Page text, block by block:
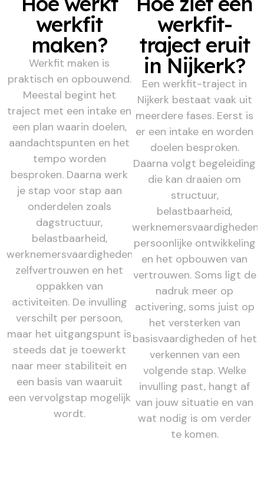
werkfit
maken?
Werkfit maken is
praktisch en opbouwend.
Meestal begint het
traject met een intake en
een plan waarin doelen,
aandachtspunten en het
tempo worden
besproken. Daarna werk
je stap voor stap aan
onderdelen zoals
dagstructuur,
belastbaarheid,
werknemersvaardigheden,
zelfvertrouwen en het
oppakken van
activiteiten. De invulling
verschilt per persoon,
maar het uitgangspunt is
steeds dat je toewerkt
naar meer stabiliteit en
een basis van waaruit
een vervolgstap mogelijk
wordt.
werkfit-
traject eruit
in Nijkerk?
Een werkfit-traject in
Nijkerk bestaat vaak uit
meerdere fases. Eerst is
er een intake en worden
doelen besproken.
Daarna volgt begeleiding
die kan draaien om
structuur,
belastbaarheid,
werknemersvaardigheden,
persoonlijke ontwikkeling
en het opbouwen van
vertrouwen. Soms ligt de
nadruk meer op
activering, soms juist op
het versterken van
basisvaardigheden of het
verkennen van een
volgende stap. Welke
invulling past, hangt af
van jouw situatie en van
wat nodig is om verder
te komen.